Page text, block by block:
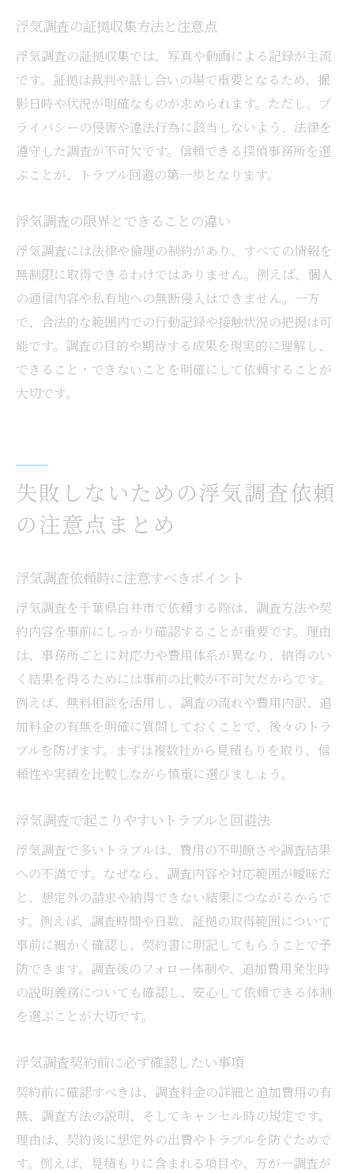
浮気調査の証拠収集方法と注意点
浮気調査の証拠収集では、写真や動画による記録が主流
です。証拠は裁判や話し合いの場で重要となるため、撮
影日時や状況が明確なものが求められます。ただし、プ
ライバシーの侵害や違法行為に該当しないよう、法律を
遵守した調査が不可欠です。信頼できる探偵事務所を選
ぶことが、トラブル回避の第一歩となります。
浮気調査の限界とできることの違い
浮気調査には法律や倫理の制約があり、すべての情報を
無制限に取得できるわけではありません。例えば、個人
の通信内容や私有地への無断侵入はできません。一方
で、合法的な範囲内での行動記録や接触状況の把握は可
能です。調査の目的や期待する成果を現実的に理解し、
できること・できないことを明確にして依頼することが
大切です。
失敗しないための浮気調査依頼
の注意点まとめ
浮気調査依頼時に注意すべきポイント
浮気調査を千葉県白井市で依頼する際は、調査方法や契
約内容を事前にしっかり確認することが重要です。理由
は、事務所ごとに対応力や費用体系が異なり、納得のい
く結果を得るためには事前の比較が不可欠だからです。
例えば、無料相談を活用し、調査の流れや費用内訳、追
加料金の有無を明確に質問しておくことで、後々のトラ
ブルを防げます。まずは複数社から見積もりを取り、信
頼性や実績を比較しながら慎重に選びましょう。
浮気調査で起こりやすいトラブルと回避法
浮気調査で多いトラブルは、費用の不明瞭さや調査結果
への不満です。なぜなら、調査内容や対応範囲が曖昧だ
と、想定外の請求や納得できない結果につながるからで
す。例えば、調査時間や日数、証拠の取得範囲について
事前に細かく確認し、契約書に明記してもらうことで予
防できます。調査後のフォロー体制や、追加費用発生時
の説明義務についても確認し、安心して依頼できる体制
を選ぶことが大切です。
浮気調査契約前に必ず確認したい事項
契約前に確認すべきは、調査料金の詳細と追加費用の有
無、調査方法の説明、そしてキャンセル時の規定です。
理由は、契約後に想定外の出費やトラブルを防ぐためで
す。例えば、見積もりに含まれる項目や、万が一調査が